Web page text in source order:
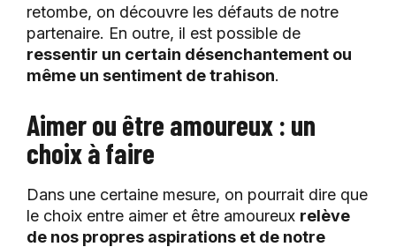
retombe, on découvre les défauts de notre
partenaire. En outre, il est possible de
ressentir un certain désenchantement ou
même un sentiment de trahison.
Aimer ou être amoureux : un
choix à faire
Dans une certaine mesure, on pourrait dire que
le choix entre aimer et être amoureux relève
de nos propres aspirations et de notre